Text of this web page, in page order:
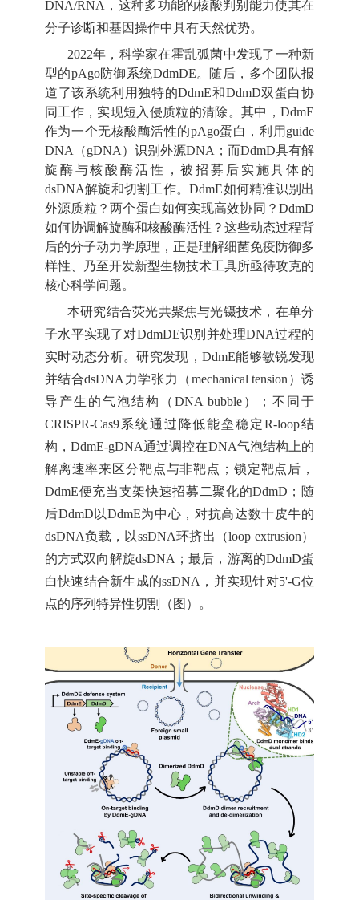
DNA/RNA，这种多功能的核酸判别能力使其在
分子诊断和基因操作中具有天然优势。
2022年，科学家在霍乱弧菌中发现了一种新
型的pAgo防御系统DdmDE。随后，多个团队报
道了该系统利用独特的DdmE和DdmD双蛋白协
同工作，实现短入侵质粒的清除。其中，DdmE
作为一个无核酸酶活性的pAgo蛋白，利用guide
DNA（gDNA）识别外源DNA；而DdmD具有解
旋酶与核酸酶活性，被招募后实施具体的
dsDNA解旋和切割工作。DdmE如何精准识别出
外源质粒？两个蛋白如何实现高效协同？DdmD
如何协调解旋酶和核酸酶活性？这些动态过程背
后的分子动力学原理，正是理解细菌免疫防御多
样性、乃至开发新型生物技术工具所亟待攻克的
核心科学问题。
本研究结合荧光共聚焦与光镊技术，在单分
子水平实现了对DdmDE识别并处理DNA过程的
实时动态分析。研究发现，DdmE能够敏锐发现
并结合dsDNA力学张力（mechanical tension）诱
导产生的气泡结构（DNA bubble）；不同于
CRISPR-Cas9系统通过降低能垒稳定R-loop结
构，DdmE-gDNA通过调控在DNA气泡结构上的
解离速率来区分靶点与非靶点；锁定靶点后，
DdmE便充当支架快速招募二聚化的DdmD；随
后DdmD以DdmE为中心，对抗高达数十皮牛的
dsDNA负载，以ssDNA环挤出（loop extrusion）
的方式双向解旋dsDNA；最后，游离的DdmD蛋
白快速结合新生成的ssDNA，并实现针对5'-G位
点的序列特异性切割（图）。